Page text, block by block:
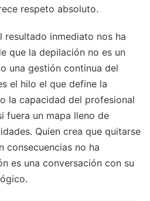
respeto absoluto.
resultado inmediato nos ha
que la depilación no es un
una gestión continua del
el hilo el que define la
la capacidad del profesional
fuera un mapa lleno de
Quien crea que quitarse
consecuencias no ha
es una conversación con su